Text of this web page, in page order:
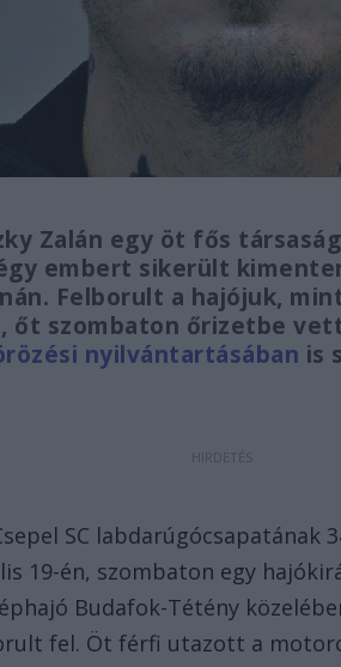
Zalán egy öt fős
embert sikerült
Felborult a hajójuk,
őt szombaton őrizetbe
nyilvántartásában is
SC labdarúgócsapatának
19-én, szombaton egy
Budafok-Tétény
fel. Öt férfi utazott a